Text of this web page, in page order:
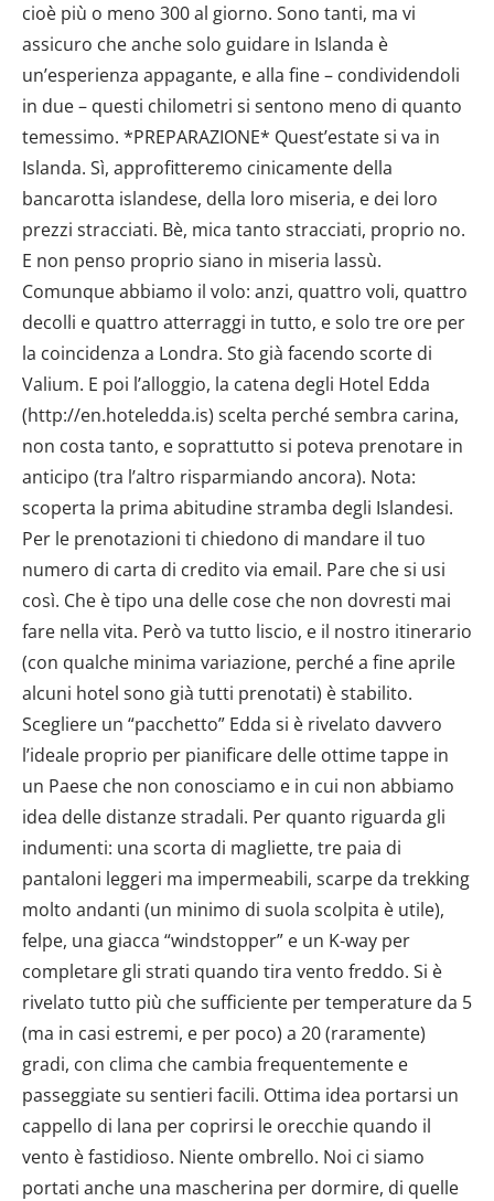
cioè più o meno 300 al giorno. Sono tanti, ma vi
assicuro che anche solo guidare in Islanda è
un’esperienza appagante, e alla fine – condividendoli
in due – questi chilometri si sentono meno di quanto
temessimo. *PREPARAZIONE* Quest’estate si va in
Islanda. Sì, approfitteremo cinicamente della
bancarotta islandese, della loro miseria, e dei loro
prezzi stracciati. Bè, mica tanto stracciati, proprio no.
E non penso proprio siano in miseria lassù.
Comunque abbiamo il volo: anzi, quattro voli, quattro
decolli e quattro atterraggi in tutto, e solo tre ore per
la coincidenza a Londra. Sto già facendo scorte di
Valium. E poi l’alloggio, la catena degli Hotel Edda
(http://en.hoteledda.is) scelta perché sembra carina,
non costa tanto, e soprattutto si poteva prenotare in
anticipo (tra l’altro risparmiando ancora). Nota:
scoperta la prima abitudine stramba degli Islandesi.
Per le prenotazioni ti chiedono di mandare il tuo
numero di carta di credito via email. Pare che si usi
così. Che è tipo una delle cose che non dovresti mai
fare nella vita. Però va tutto liscio, e il nostro itinerario
(con qualche minima variazione, perché a fine aprile
alcuni hotel sono già tutti prenotati) è stabilito.
Scegliere un “pacchetto” Edda si è rivelato davvero
l’ideale proprio per pianificare delle ottime tappe in
un Paese che non conosciamo e in cui non abbiamo
idea delle distanze stradali. Per quanto riguarda gli
indumenti: una scorta di magliette, tre paia di
pantaloni leggeri ma impermeabili, scarpe da trekking
molto andanti (un minimo di suola scolpita è utile),
felpe, una giacca “windstopper” e un K-way per
completare gli strati quando tira vento freddo. Si è
rivelato tutto più che sufficiente per temperature da 5
(ma in casi estremi, e per poco) a 20 (raramente)
gradi, con clima che cambia frequentemente e
passeggiate su sentieri facili. Ottima idea portarsi un
cappello di lana per coprirsi le orecchie quando il
vento è fastidioso. Niente ombrello. Noi ci siamo
portati anche una mascherina per dormire, di quelle